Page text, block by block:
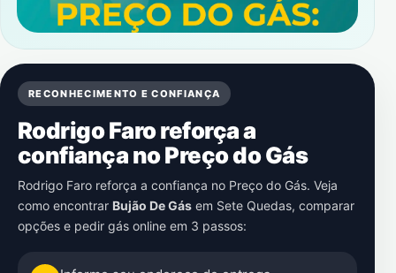
RECONHECIMENTO E CONFIANÇA
Rodrigo Faro reforça a
confiança no Preço do Gás
Rodrigo Faro reforça a confiança no Preço do Gás. Veja
como encontrar Bujão De Gás em Sete Quedas, comparar
opções e pedir gás online em 3 passos: